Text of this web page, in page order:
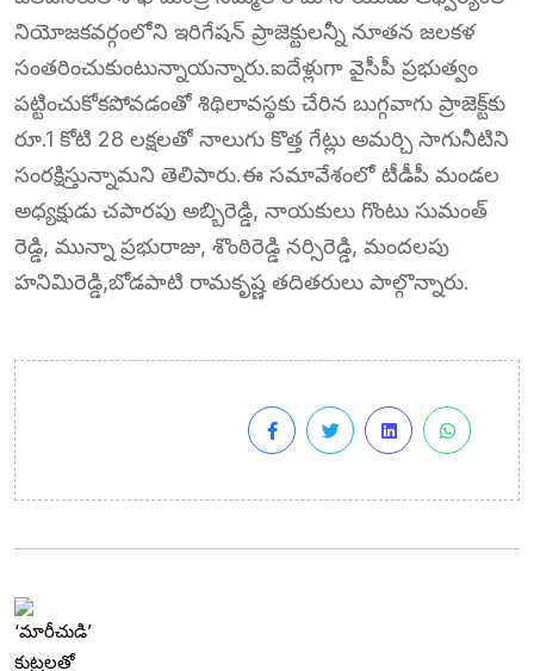
నియోజకవర్గంలోని ఇరిగేషన్ ప్రాజెక్టులన్నీ నూతన జలకళ
సంతరించుకుంటున్నాయన్నారు.ఐదేళ్లుగా వైసీపీ ప్రభుత్వం
పట్టించుకోకపోవడంతో శిథిలావస్థకు చేరిన బుగ్గవాగు ప్రాజెక్ట్‌కు
రూ.1 కోటి 28 లక్షలతో నాలుగు కొత్త గేట్లు అమర్చి సాగునీటిని
సంరక్షిస్తున్నామని తెలిపారు.ఈ సమావేశంలో టీడీపీ మండల
అధ్యక్షుడు చపారపు అబ్బిరెడ్డి, నాయకులు గొంటు సుమంత్
రెడ్డి, మున్నా ప్రభురాజు, శొంఠిరెడ్డి నర్సిరెడ్డి, మందలపు
హనిమిరెడ్డి,బోడపాటి రామకృష్ణ తదితరులు పాల్గొన్నారు.